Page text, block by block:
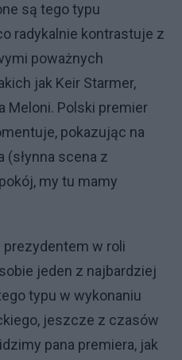
są tego typu
radykalnie kontrastuje z
poważnych
jak Keir Starmer,
Meloni. Polski premier
pokazując na
(słynna scena z
my tu mamy
w roli
jeden z najbardziej
typu w wykonaniu
jeszcze z czasów
pana premiera, jak